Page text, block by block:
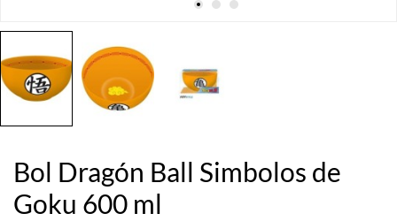
Bol Dragón Ball Simbolos de
Goku 600 ml